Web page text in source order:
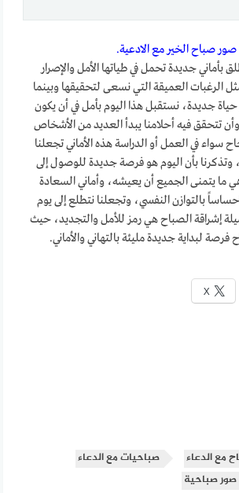
صور صباح الخير مع الادعية.
بأماني جديدة تحمل في طياتها الأمل والإصرار
الرغبات العميقة التي نسعى لتحقيقها وبينما
جديدة، نستقبل هذا اليوم بأمل في أن يكون
تتحقق فيه أحلامنا يبدأ العديد من الأشخاص
سواء في العمل أو الدراسة هذه الأماني تجعلنا
وتذكرنا بأن اليوم هو فرصة جديدة للوصول إلى
ما يتمنى الجميع أن يعيشه، وأماني السعادة
بالتوازن النفسي، وتجعلنا نتطلع إلى يوم
إشراقة الصباح هي رمز للأمل والتجديد، حيث
لبداية جديدة مليئة بالتهاني والأماني.
X
مع الدعاء
صباحيات مع الدعاء
صور صباحية